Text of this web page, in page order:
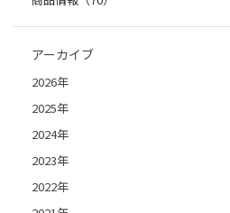
アーカイブ
2026年
2025年
2024年
2023年
2022年